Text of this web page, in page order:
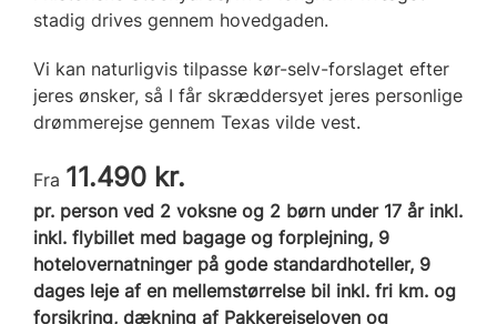
stadig drives gennem hovedgaden.
Vi kan naturligvis tilpasse kør-selv-forslaget efter
jeres ønsker, så I får skræddersyet jeres personlige
drømmerejse gennem Texas vilde vest.
Fra 11.490 kr.
pr. person ved 2 voksne og 2 børn under 17 år inkl.
inkl. flybillet med bagage og forplejning, 9
hotelovernatninger på gode standardhoteller, 9
dages leje af en mellemstørrelse bil inkl. fri km. og
forsikring, dækning af Pakkerejseloven og